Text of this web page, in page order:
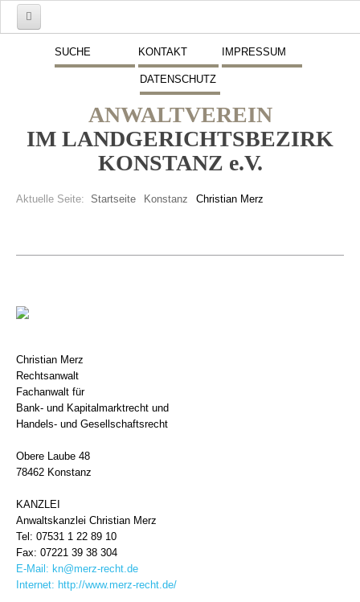
SUCHE KONTAKT IMPRESSUM
DATENSCHUTZ
ANWALTVEREIN
IM LANDGERICHTSBEZIRK
KONSTANZ e.V.
Aktuelle Seite: Startseite Konstanz Christian Merz
Schwerpunkte
Beitritt zum Verein
Christian Merz
Rechtsanwalt
Fachanwalt für
Bank- und Kapitalmarktrecht und
Handels- und Gesellschaftsrecht
Obere Laube 48
78462 Konstanz
KANZLEI
Anwaltskanzlei Christian Merz
Tel: 07531 1 22 89 10
Fax: 07221 39 38 304
E-Mail: kn@merz-recht.de
Internet: http://www.merz-recht.de/